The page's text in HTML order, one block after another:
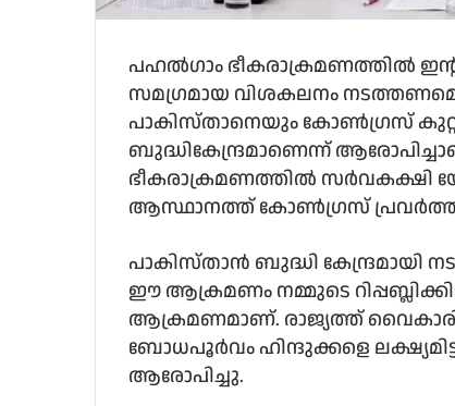
പഹല്‍ഗാം ഭീകരാക്രമണത്തില്‍
സമഗ്രമായ വിശകലനം
പാകിസ്താനെയും കോണ്‍ഗ്രസ്
ബുദ്ധികേന്ദ്രമാണെന്ന്
ഭീകരാക്രമണത്തില്‍ സര്‍വകക്ഷി
ആസ്ഥാനത്ത് കോണ്‍ഗ്രസ്
പാകിസ്താന്‍ ബുദ്ധി കേന്ദ്രമായി
ഈ ആക്രമണം നമ്മുടെ
ആക്രമണമാണ്. രാജ്യത്ത്
ബോധപൂര്‍വം ഹിന്ദുക്കളെ
ആരോപിച്ചു.